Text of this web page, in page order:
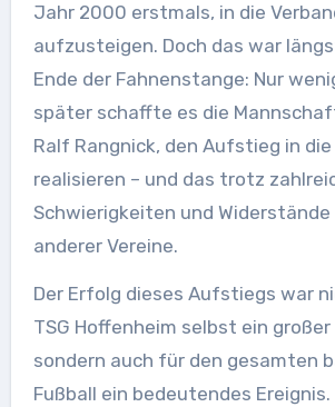
Jahr 2000 erstmals, in die
aufzusteigen. Doch das war
Ende der Fahnenstange: Nur
später schaffte es die
Ralf Rangnick, den Aufstieg in die
realisieren – und das trotz
Schwierigkeiten und
anderer Vereine.
Der Erfolg dieses Aufstiegs war
TSG Hoffenheim selbst ein
sondern auch für den gesamten
Fußball ein bedeutendes